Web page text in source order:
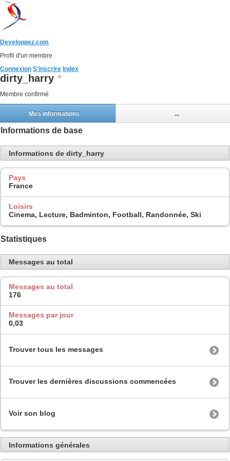
Developpez.com
Profil d'un membre
Connexion S'inscrire Index
dirty_harry
Membre confirmé
Mes informations ...
Informations de base
Informations de dirty_harry
Pays
France
Loisirs
Cinema, Lecture, Badminton, Football, Randonnée, Ski
Statistiques
Messages au total
Messages au total
176
Messages par jour
0,03
Trouver tous les messages
Trouver les dernières discussions commencées
Voir son blog
Informations générales